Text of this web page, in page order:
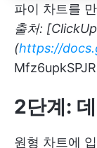
파이 차트를
출처:
(https://
2단계:
원형 차트에